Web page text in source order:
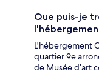
Que puis-je
L'hébergement
quartier 9e
de Musée d’art